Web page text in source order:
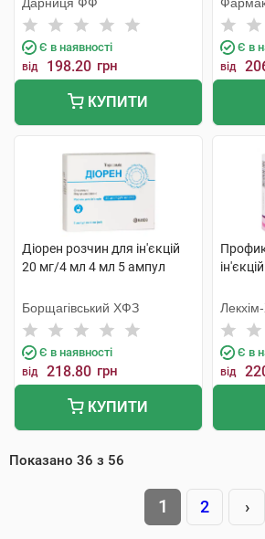
Є в наявності
від 198.20 грн
КУПИТИ
Є в
від
Діорен розчин для ін'єкцій
20 мг/4 мл 4 мл 5 ампул
Борщагівський ХФЗ
Є в наявності
від 218.80 грн
КУПИТИ
Є в
від
Показано 36 з 56
1 2 ›